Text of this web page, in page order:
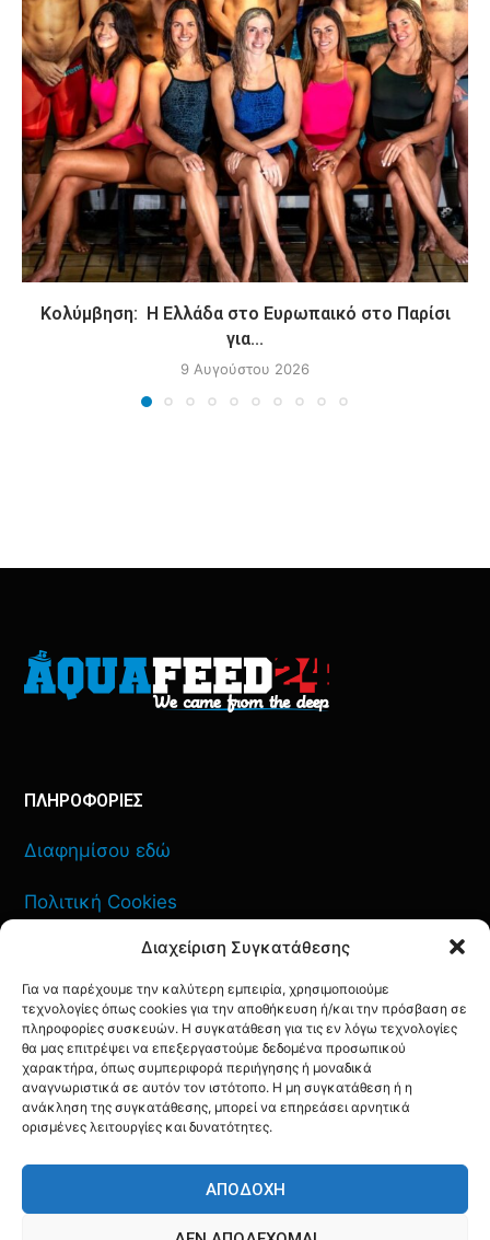
Διαχείριση Συγκατάθεσης
Για να παρέχουμε την καλύτερη εμπειρία, χρησιμοποιούμε
τεχνολογίες όπως cookies για την αποθήκευση ή/και την πρόσβαση σε
πληροφορίες συσκευών. Η συγκατάθεση για τις εν λόγω τεχνολογίες
θα μας επιτρέψει να επεξεργαστούμε δεδομένα προσωπικού
χαρακτήρα, όπως συμπεριφορά περιήγησης ή μοναδικά
αναγνωριστικά σε αυτόν τον ιστότοπο. Η μη συγκατάθεση ή η
ανάκληση της συγκατάθεσης, μπορεί να επηρεάσει αρνητικά
ορισμένες λειτουργίες και δυνατότητες.
ΑΠΟΔΟΧΉ
Κολύμβηση: Η Ελλάδα στο Ευρωπαικό στο Παρίσι
για...
9 Αυγούστου 2026
ΠΛΗΡΟΦΟΡΙΕΣ
Διαφημίσου εδώ
Πολιτική Cookies
Πολιτική Απορρήτου
ΕΠΙΚΟΙΝΩΝΙΑ
YOUTUBE